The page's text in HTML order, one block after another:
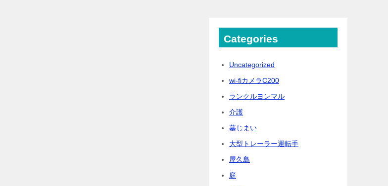
Categories
Uncategorized
wi-fiカメラC200
ランクルヨンマル
介護
墓じまい
大型トレーラー運転手
屋久島
庭